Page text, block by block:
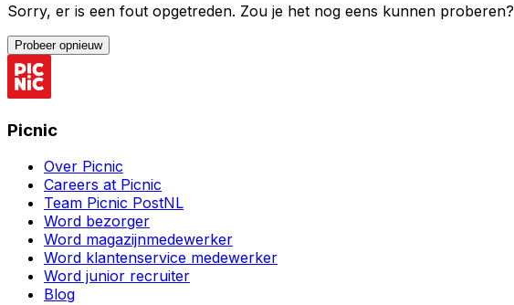
Sorry, er is een fout opgetreden. Zou je het nog eens kunnen proberen?
Probeer opnieuw
Picnic
Over Picnic
Careers at Picnic
Team Picnic PostNL
Word bezorger
Word magazijnmedewerker
Word klantenservice medewerker
Word junior recruiter
Blog